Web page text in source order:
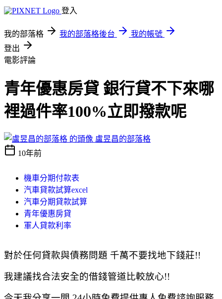
登入
我的部落格 我的部落格後台
我的帳號
登出
電影評論
青年優惠房貸 銀行貸不下來哪
裡過件率100%立即撥款呢
盧昱昌的部落格
10年前
機車分期付款表
汽車貸款試算excel
汽車分期貸款試算
青年優惠房貸
軍人貸款利率
對於任何貸款與債務問題 千萬不要找地下錢莊!!
我建議找合法安全的借錢管道比較放心!!